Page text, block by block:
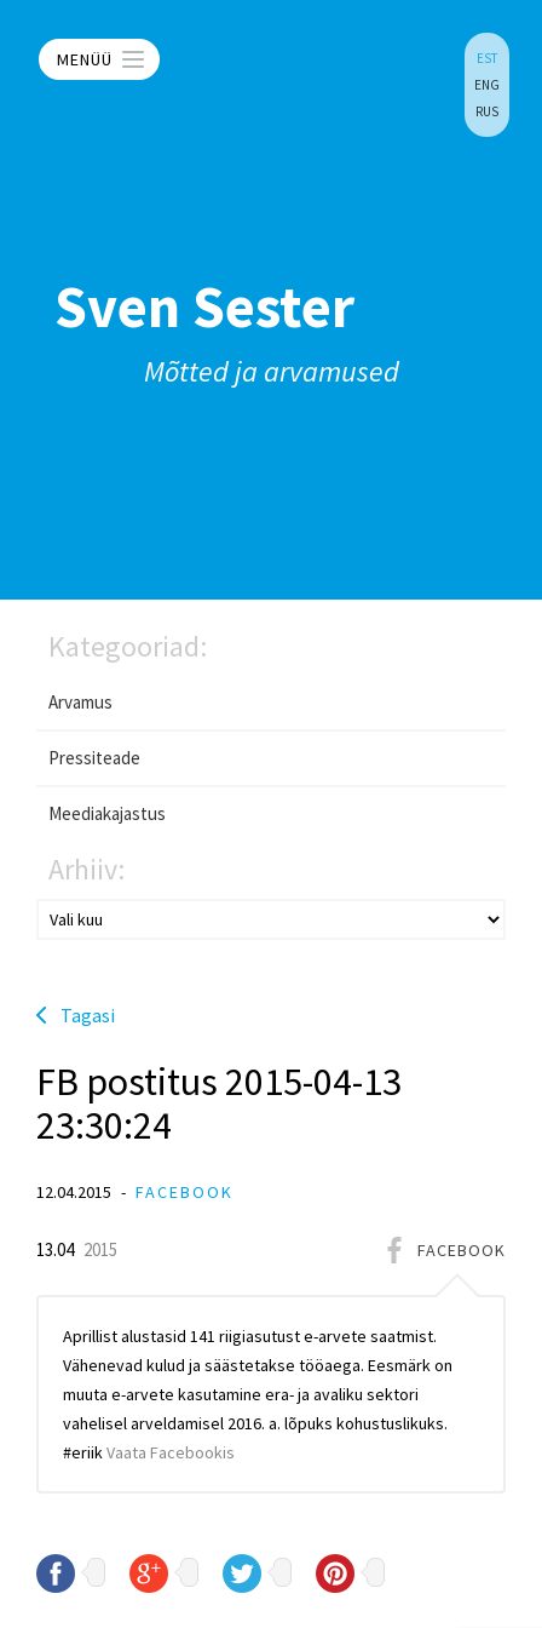
MENÜÜ
EST
ENG
RUS
Sven Sester
Mõtted ja arvamused
Kategooriad:
Arvamus
Pressiteade
Meediakajastus
Arhiiv:
Tagasi
FB postitus 2015-04-13
23:30:24
12.04.2015 FACEBOOK
FACEBOOK
13.04 2015
Aprillist alustasid 141 riigiasutust e-arvete saatmist.
Vähenevad kulud ja säästetakse tööaega. Eesmärk on
muuta e-arvete kasutamine era- ja avaliku sektori
vahelisel arveldamisel 2016. a. lõpuks kohustuslikuks.
#eriikVaata Facebookis